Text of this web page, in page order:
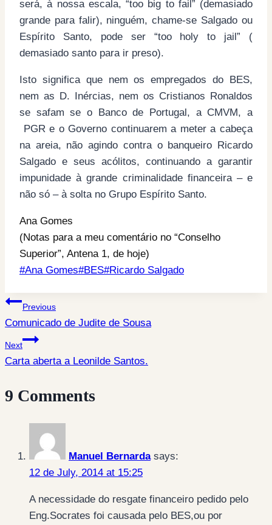
será, à nossa escala, “too big to fail” (demasiado
grande para falir), ninguém, chame-se Salgado ou
Espírito Santo, pode ser “too holy to jail” (
demasiado santo para ir preso).
Isto significa que nem os empregados do BES,
nem as D. Inércias, nem os Cristianos Ronaldos
se safam se o Banco de Portugal, a CMVM, a
PGR e o Governo continuarem a meter a cabeça
na areia, não agindo contra o banqueiro Ricardo
Salgado e seus acólitos, continuando a garantir
impunidade à grande criminalidade financeira – e
não só – à solta no Grupo Espírito Santo.
Ana Gomes
(Notas para a meu comentário no “Conselho
Superior”, Antena 1, de hoje)
Post
#Ana Gomes#BES#Ricardo Salgado
Post
navigation
Previous
Comunicado de Judite de Sousa
Next
Carta aberta a Leonilde Santos.
9 Comments
Manuel Bernarda says:
12 de July, 2014 at 15:25
A necessidade do resgate financeiro pedido pelo
Eng.Socrates foi causada pelo BES,ou por